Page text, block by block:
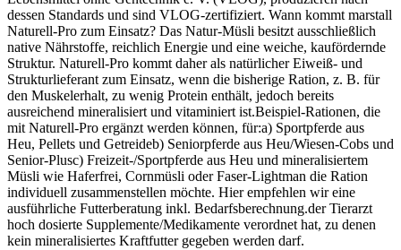
dessen Standards und sind VLOG-zertifiziert. Wann kommt marstall
Naturell-Pro zum Einsatz? Das Natur-Müsli besitzt ausschließlich
native Nährstoffe, reichlich Energie und eine weiche, kaufördernde
Struktur. Naturell-Pro kommt daher als natürlicher Eiweiß- und
Strukturlieferant zum Einsatz, wenn die bisherige Ration, z. B. für
den Muskelerhalt, zu wenig Protein enthält, jedoch bereits
ausreichend mineralisiert und vitaminiert ist.Beispiel-Rationen, die
mit Naturell-Pro ergänzt werden können, für:a) Sportpferde aus
Heu, Pellets und Getreideb) Seniorpferde aus Heu/Wiesen-Cobs und
Senior-Plusc) Freizeit-/Sportpferde aus Heu und mineralisiertem
Müsli wie Haferfrei, Cornmüsli oder Faser-Lightman die Ration
individuell zusammenstellen möchte. Hier empfehlen wir eine
ausführliche Futterberatung inkl. Bedarfsberechnung.der Tierarzt
hoch dosierte Supplemente/Medikamente verordnet hat, zu denen
kein mineralisiertes Kraftfutter gegeben werden darf.